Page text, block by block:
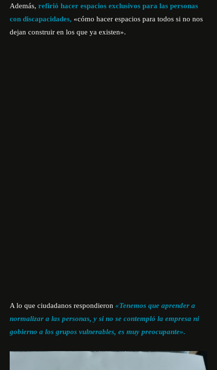
Además, refirió hacer espacios exclusivos para las personas
con discapacidades, «cómo hacer espacios para todos si no nos
dejan construir en los que ya existen».
A lo que ciudadanos respondieron «Tenemos que aprender a
normalizar a las personas, y si no se contempló la empresa ni
gobierno a los grupos vulnerables, es muy preocupante».